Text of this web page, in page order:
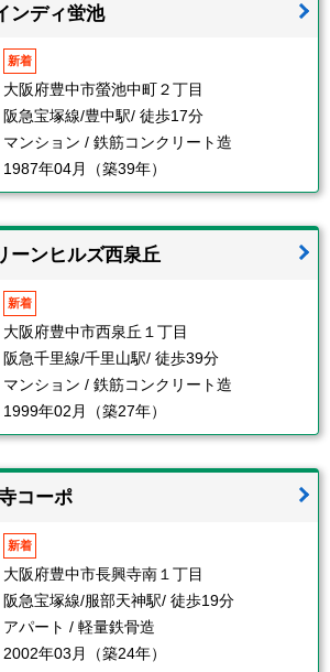
ンディ蛍池
新着
大阪府豊中市螢池中町２丁目
阪急宝塚線/豊中駅/ 徒歩17分
マンション / 鉄筋コンクリート造
1987年04月（築39年）
ーンヒルズ西泉丘
新着
大阪府豊中市西泉丘１丁目
阪急千里線/千里山駅/ 徒歩39分
マンション / 鉄筋コンクリート造
1999年02月（築27年）
コーポ
新着
大阪府豊中市長興寺南１丁目
阪急宝塚線/服部天神駅/ 徒歩19分
アパート / 軽量鉄骨造
2002年03月（築24年）